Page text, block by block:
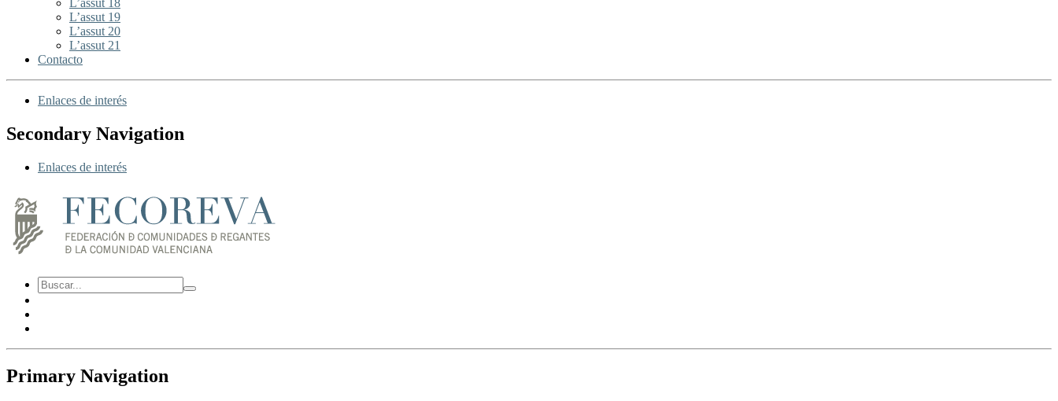
L’assut 19
L’assut 20
L’assut 21
Contacto
Enlaces de interés
Secondary Navigation
Enlaces de interés
Primary Navigation